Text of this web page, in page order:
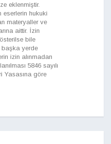
eklenmiştir.
eserlerin hukuki
materyaller ve
aittir. İzin
bile
başka yerde
izin alınmadan
5846 sayılı
Yasasına göre